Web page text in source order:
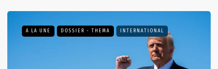
A LA UNE DOSSIER - THEMA INTERNATIONAL